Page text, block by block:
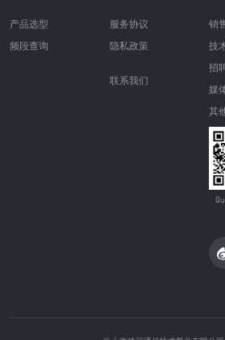
产品选型
频段查询
服务协议
隐私政策
联系我们
销
技
招
媒
其